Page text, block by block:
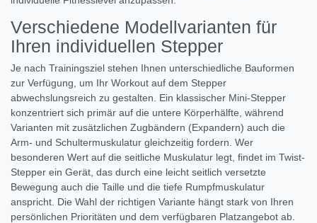
Verschiedene Modellvarianten für
Ihren individuellen Stepper
Je nach Trainingsziel stehen Ihnen unterschiedliche Bauformen
zur Verfügung, um Ihr Workout auf dem Stepper
abwechslungsreich zu gestalten. Ein klassischer Mini-Stepper
konzentriert sich primär auf die untere Körperhälfte, während
Varianten mit zusätzlichen Zugbändern (Expandern) auch die
Arm- und Schultermuskulatur gleichzeitig fordern. Wer
besonderen Wert auf die seitliche Muskulatur legt, findet im Twist-
Stepper ein Gerät, das durch eine leicht seitlich versetzte
Bewegung auch die Taille und die tiefe Rumpfmuskulatur
anspricht. Die Wahl der richtigen Variante hängt stark von Ihren
persönlichen Prioritäten und dem verfügbaren Platzangebot ab.